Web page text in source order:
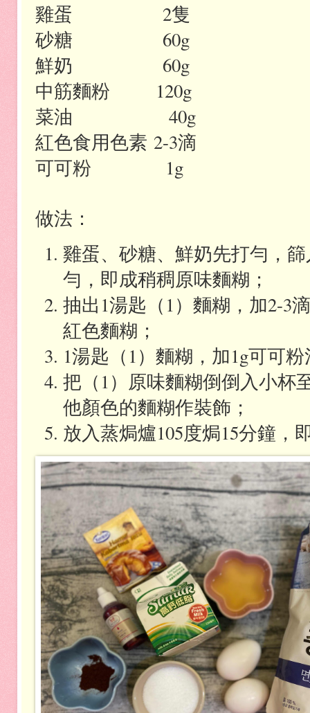
雞蛋
2隻
砂糖
60g
鮮奶
60g
中筋麵粉
120g
菜油
40g
紅色食用色素 2-3滴
可可粉
1g
做法：
雞蛋、砂糖、鮮奶先打勻，
勻，即成稍稠原味麵糊；
抽出1湯匙（1）麵糊，加2-3
紅色麵糊；
1湯匙（1）麵糊，加1g可可
把（1）原味麵糊倒倒入小杯
他顏色的麵糊作裝飾；
放入蒸焗爐105度焗15分鐘，